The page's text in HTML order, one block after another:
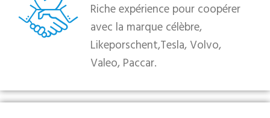
Riche expérience pour coopérer
avec la marque célèbre,
Likeporschent,Tesla, Volvo,
Valeo, Paccar.